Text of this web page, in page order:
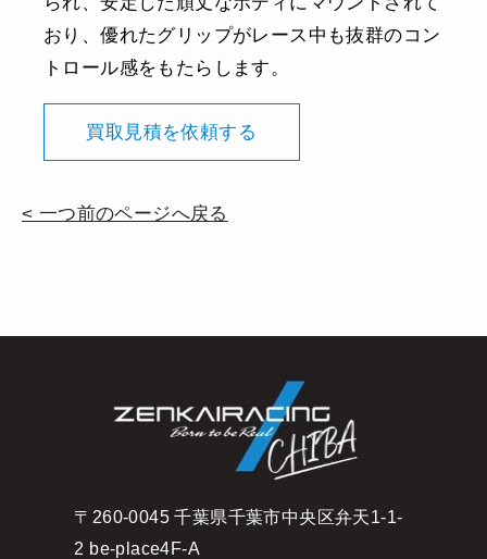
おり、優れたグリップがレース中も抜群のコン
トロール感をもたらします。
買取見積を依頼する
< 一つ前のページへ戻る
〒260-0045 千葉県千葉市中央区弁天1-1-
2 be-place4F-A